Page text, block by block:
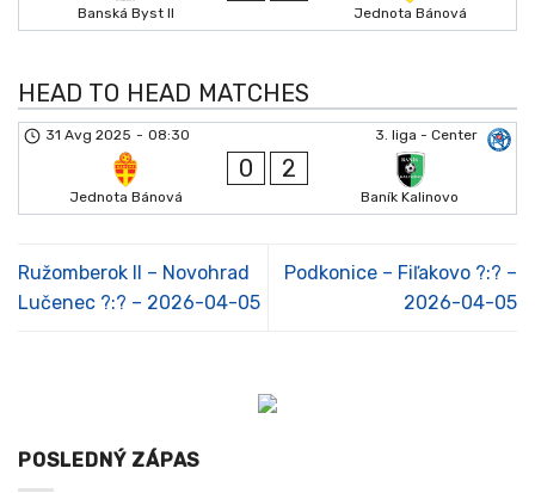
Banská Byst II Jednota Bánová
HEAD TO HEAD MATCHES
3. liga - Center
31 Avg 2025 - 08:30
Jednota Bánová
0 2
Baník Kalinovo
Ružomberok II – Novohrad
Lučenec ?:? – 2026-04-05
Podkonice – Fiľakovo ?:? –
2026-04-05
POSLEDNÝ ZÁPAS